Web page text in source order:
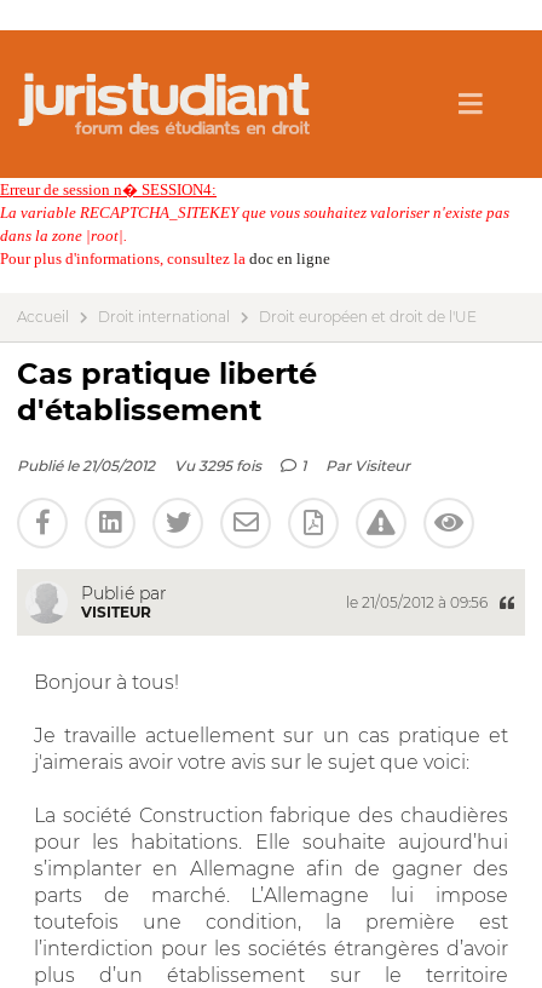
Erreur de session n� SESSION4:
La variable RECAPTCHA_SITEKEY que vous souhaitez valoriser n'existe pas
dans la zone |root|.
Pour plus d'informations, consultez la doc en ligne
Accueil Droit international Droit européen et droit de l'UE
Cas pratique liberté
d'établissement
Publié le 21/05/2012 Vu 3295 fois 1 Par Visiteur
Publié par
VISITEUR
le 21/05/2012 à 09:56
Bonjour à tous!
Je travaille actuellement sur un cas pratique et
j'aimerais avoir votre avis sur le sujet que voici:
La société Construction fabrique des chaudières
pour les habitations. Elle souhaite aujourd’hui
s’implanter en Allemagne afin de gagner des
parts de marché. L’Allemagne lui impose
toutefois une condition, la première est
l’interdiction pour les sociétés étrangères d’avoir
plus d’un établissement sur le territoire